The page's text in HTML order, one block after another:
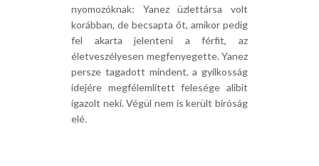
nyomozóknak: Yanez üzlettársa volt
korábban, de becsapta őt, amikor pedig
fel akarta jelenteni a férfit, az
életveszélyesen megfenyegette. Yanez
persze tagadott mindent, a gyilkosság
idejére megfélemlített felesége alibit
igazolt neki. Végül nem is került bíróság
elé.